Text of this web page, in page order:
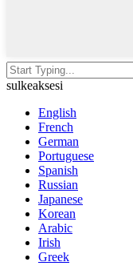
sulkeaksesi
English
French
German
Portuguese
Spanish
Russian
Japanese
Korean
Arabic
Irish
Greek